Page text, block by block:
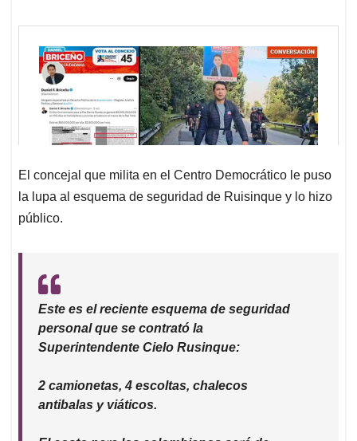
El concejal que milita en el Centro Democrático le puso
la lupa al esquema de seguridad de Ruisinque y lo hizo
público.
Este es el reciente esquema de seguridad
personal que se contrató la
Superintendente Cielo Rusinque:
2 camionetas, 4 escoltas, chalecos
antibalas y viáticos.